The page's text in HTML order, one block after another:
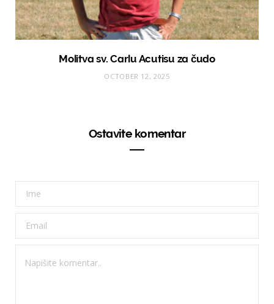
Molitva sv. Carlu Acutisu za čudo
OCTOBER 12, 2025
Ostavite komentar